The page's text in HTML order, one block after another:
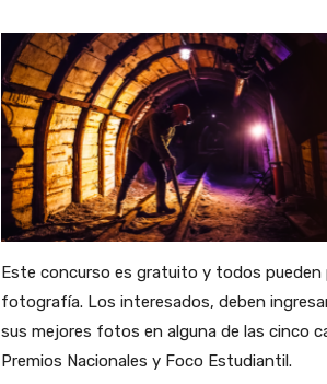
Este concurso es gratuito y todos
fotografía. Los interesados, deben
sus mejores fotos en alguna de las cinco
Premios Nacionales y Foco Estudiantil.